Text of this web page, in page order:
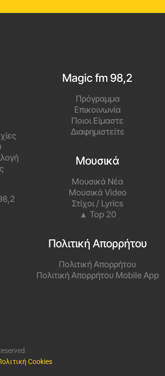
Magic fm 98,2
Πρόγραμμα
Επικοινωνία
Ποιοι Είμαστε
Διαφημιστείτε
Μουσικά
Μουσικά Νέα
Μουσικά Video
Στίχοι / Lyrics
▲ Top 20
Πολιτική Απορρήτου
Πολιτική Απορρήτου
Πολιτική Απορρήτου Mobile App
Cookies